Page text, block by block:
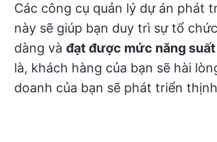
Các công cụ quản lý dự án phát
này sẽ giúp bạn duy trì sự tổ
dàng và đạt được mức năng
là, khách hàng của bạn sẽ hài
doanh của bạn sẽ phát triển